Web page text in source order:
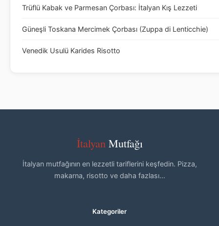
Trüflü Kabak ve Parmesan Çorbası: İtalyan Kış Lezzeti
Güneşli Toskana Mercimek Çorbası (Zuppa di Lenticchie)
Venedik Usulü Karides Risotto
İtalyan Mutfağı
İtalyan mutfağının en lezzetli tariflerini keşfedin. Pizza,
makarna, risotto ve daha fazlası...
Kategoriler